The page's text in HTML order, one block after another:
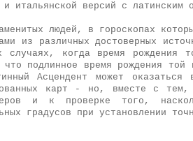
и итальянской версий с латинским
людей, в гороскопах
из различных достоверных
когда время рождения
что подлинное время рождения
Асцендент может
карт - но, вместе с тем,
и к проверке того,
градусов при установлении